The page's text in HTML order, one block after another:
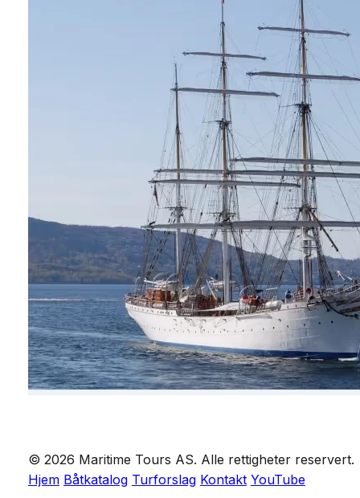
© 2026 Maritime Tours AS. Alle rettigheter reservert.
Hjem Båtkatalog Turforslag Kontakt YouTube